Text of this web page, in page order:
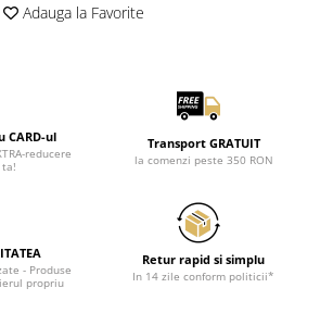
Adauga la Favorite
CARD-ul
reducere
ta!
Transport GRATUIT
la comenzi peste 350 RON
- Produse
propriu
Retur rapid si simplu
In 14 zile conform politicii*